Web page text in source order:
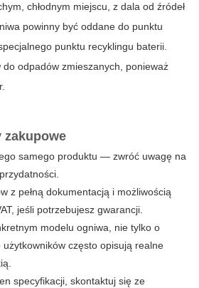
chłodnym miejscu, z dala od źródeł
powinny być oddane do punktu
punktu recyklingu baterii.
odpadów zmieszanych, ponieważ
zakupowe
samego produktu — zwróć uwagę na
z pełną dokumentacją i możliwością
jeśli potrzebujesz gwarancji.
modelu ogniwa, nie tylko o
często opisują realne
specyfikacji, skontaktuj się ze